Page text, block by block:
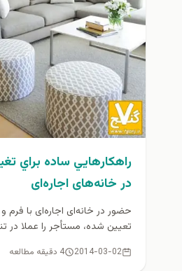
راهكارهايي ساده براي
در خانه‌های اجاره‌ای
حضور در خانه‌ای اجاره‌ای با
تعیین شده، مستأجر را عملا در
2014-03-02 4 دقیقه مطالعه